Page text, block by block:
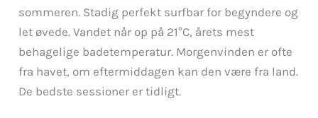
sommeren. Stadig perfekt surfbar for begyndere og
let øvede. Vandet når op på 21°C, årets mest
behagelige badetemperatur. Morgenvinden er ofte
fra havet, om eftermiddagen kan den være fra land.
De bedste sessioner er tidligt.